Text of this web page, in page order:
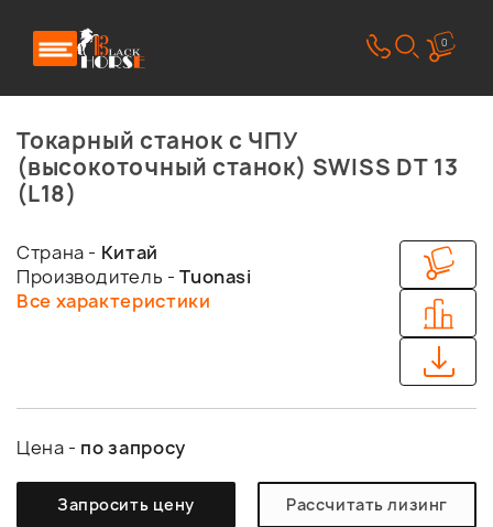
0
Токарный станок с ЧПУ
(высокоточный станок) SWISS DT 13
(L18)
Страна - Китай
Производитель -Tuonasi
Все характеристики
Цена - по запросу
Запросить цену Рассчитать лизинг